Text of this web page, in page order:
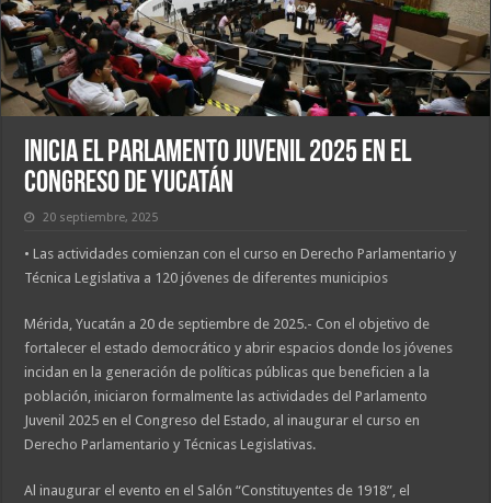
Inicia el Parlamento Juvenil 2025 en el
Congreso de Yucatán
20 septiembre, 2025
• Las actividades comienzan con el curso en Derecho Parlamentario y
Técnica Legislativa a 120 jóvenes de diferentes municipios
Mérida, Yucatán a 20 de septiembre de 2025.- Con el objetivo de
fortalecer el estado democrático y abrir espacios donde los jóvenes
incidan en la generación de políticas públicas que beneficien a la
población, iniciaron formalmente las actividades del Parlamento
Juvenil 2025 en el Congreso del Estado, al inaugurar el curso en
Derecho Parlamentario y Técnicas Legislativas.
Al inaugurar el evento en el Salón “Constituyentes de 1918”, el